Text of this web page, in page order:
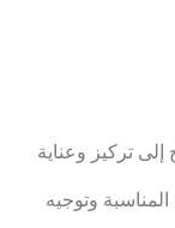
تركيز وعناية
وتوجيه